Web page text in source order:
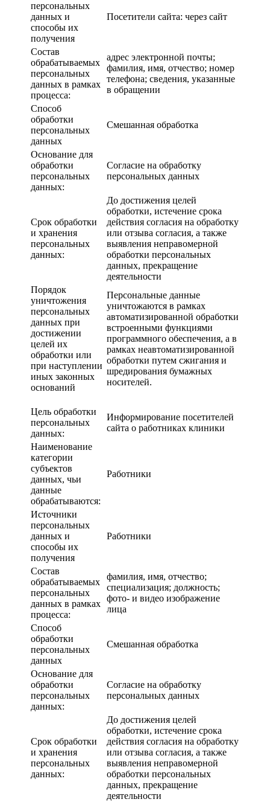
персональных
данных и
способы их
получения
Посетители сайта: через сайт
Состав
обрабатываемых
персональных
данных в рамках
процесса:
адрес электронной почты;
фамилия, имя, отчество; номер
телефона; сведения, указанные
в обращении
Способ
обработки
персональных
данных
Смешанная обработка
Основание для
обработки
персональных
данных:
Согласие на обработку
персональных данных
Срок обработки
и хранения
персональных
данных:
До достижения целей
обработки, истечение срока
действия согласия на обработку
или отзыва согласия, а также
выявления неправомерной
обработки персональных
данных, прекращение
деятельности
Порядок
уничтожения
персональных
данных при
достижении
целей их
обработки или
при наступлении
иных законных
оснований
Персональные данные
уничтожаются в рамках
автоматизированной обработки
встроенными функциями
программного обеспечения, а в
рамках неавтоматизированной
обработки путем сжигания и
шредирования бумажных
носителей.
Цель обработки
персональных
данных:
Информирование посетителей
сайта о работниках клиники
Наименование
категории
субъектов
данных, чьи
данные
обрабатываются:
Работники
Источники
персональных
данных и
способы их
получения
Работники
Состав
обрабатываемых
персональных
данных в рамках
процесса:
фамилия, имя, отчество;
специализация; должность;
фото- и видео изображение
лица
Способ
обработки
персональных
данных
Смешанная обработка
Основание для
обработки
персональных
данных:
Согласие на обработку
персональных данных
Срок обработки
и хранения
персональных
данных:
До достижения целей
обработки, истечение срока
действия согласия на обработку
или отзыва согласия, а также
выявления неправомерной
обработки персональных
данных, прекращение
деятельности